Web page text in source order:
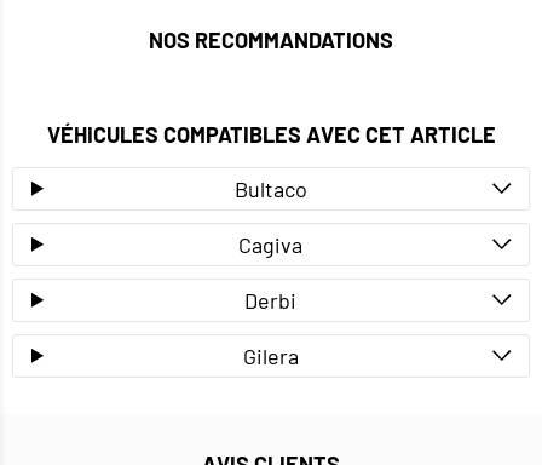
NOS RECOMMANDATIONS
VÉHICULES COMPATIBLES AVEC CET ARTICLE
Bultaco
Cagiva
Derbi
Gilera